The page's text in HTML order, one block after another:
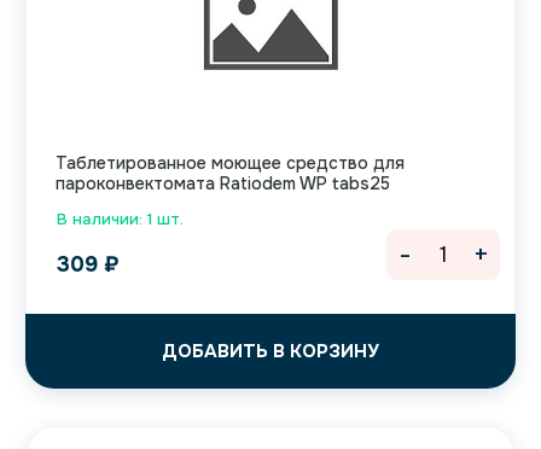
В наличии: 1 шт.
Таблетированное моющее средство для
пароконвектомата Ratiodem WP tabs25
309 ₽
ДОБАВИТЬ В КОРЗИНУ
- +